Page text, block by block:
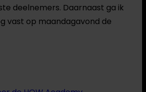
deelnemers. Daarnaast ga ik
vast op maandagavond de